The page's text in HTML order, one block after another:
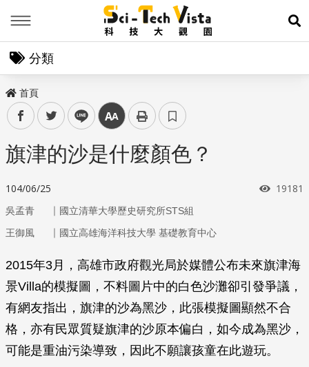
展
分類
首頁
facebooktwitter line 中
旗津的沙是什麼顏色？
104/06/25 瀏覽次
19181
吳孟青 ｜ 國立清華大學歷史研究所STS組
王御風
｜ 國立高雄海洋科技大學 基礎教育中心
2015年3月，高雄市政府觀光局於媒體公布未來旗津海
景Villa的模擬圖，不料圖片中的白色沙灘卻引發爭議，
有網友指出，旗津的沙為黑沙，此張模擬圖顯然不合
格，亦有民眾質疑旗津的沙原本偏白，如今成為黑沙，
可能是重油污染導致，因此不願讓孩童在此遊玩。